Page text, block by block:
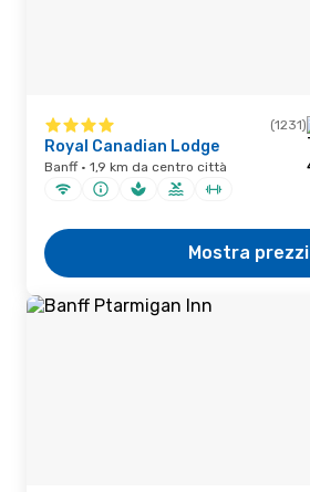
(1231)
Royal Canadian Lodge
Banff · 1,9 km da centro città
Mostra prezzi